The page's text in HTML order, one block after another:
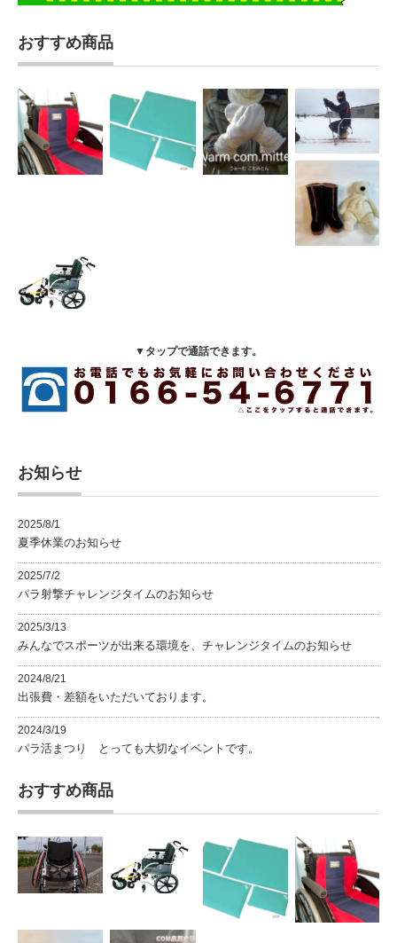
おすすめ商品
▼タップで通話できます。
お知らせ
2025/8/1
夏季休業のお知らせ
2025/7/2
パラ射撃チャレンジタイムのお知らせ
2025/3/13
みんなでスポーツが出来る環境を、チャレンジタイムのお知らせ
2024/8/21
出張費・差額をいただいております。
2024/3/19
パラ活まつり とっても大切なイベントです。
おすすめ商品